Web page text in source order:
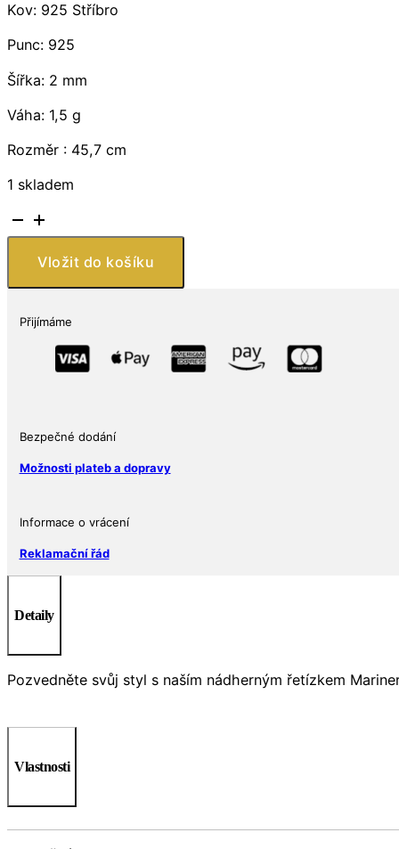
Kov: 925 Stříbro
Punc: 925
Šířka: 2 mm
Váha: 1,5 g
Rozměr : 45,7 cm
1 skladem
Stříbrný
řetízek
Mariner
mm
Made
Vložit do košíku
Přijímáme
Bezpečné dodání
Možnosti plateb a dopravy
Informace o vrácení
Reklamační řád
Detaily
Pozvedněte svůj styl s naším nádherným řetízkem
Vlastnosti